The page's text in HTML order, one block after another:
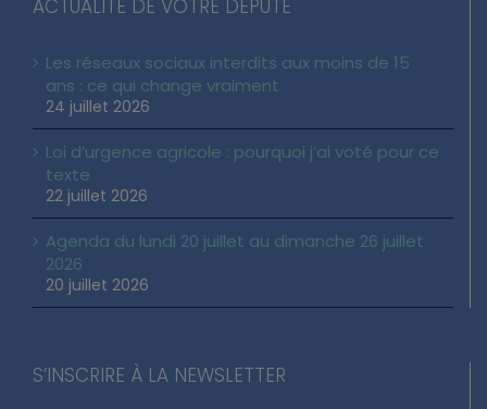
ACTUALITÉ DE VOTRE DÉPUTÉ
Les réseaux sociaux interdits aux moins de 15
ans : ce qui change vraiment
24 juillet 2026
Loi d’urgence agricole : pourquoi j’ai voté pour ce
texte
22 juillet 2026
Agenda du lundi 20 juillet au dimanche 26 juillet
2026
20 juillet 2026
S’INSCRIRE À LA NEWSLETTER